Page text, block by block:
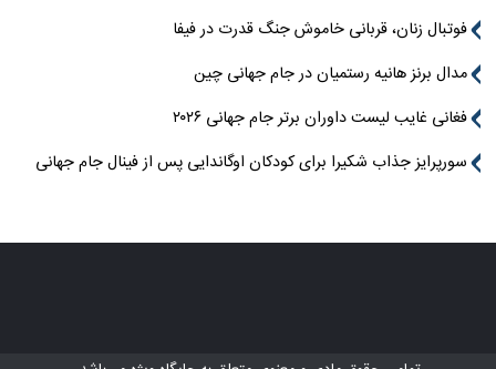
فوتبال زنان، قربانی خاموش جنگ قدرت در فیفا
مدال برنز هانیه رستمیان در جام جهانی چین
فغانی غایب لیست داوران برتر جام جهانی ۲۰۲۶
سورپرایز جذاب شکیرا برای کودکان اوگاندایی پس از فینال جام جهانی